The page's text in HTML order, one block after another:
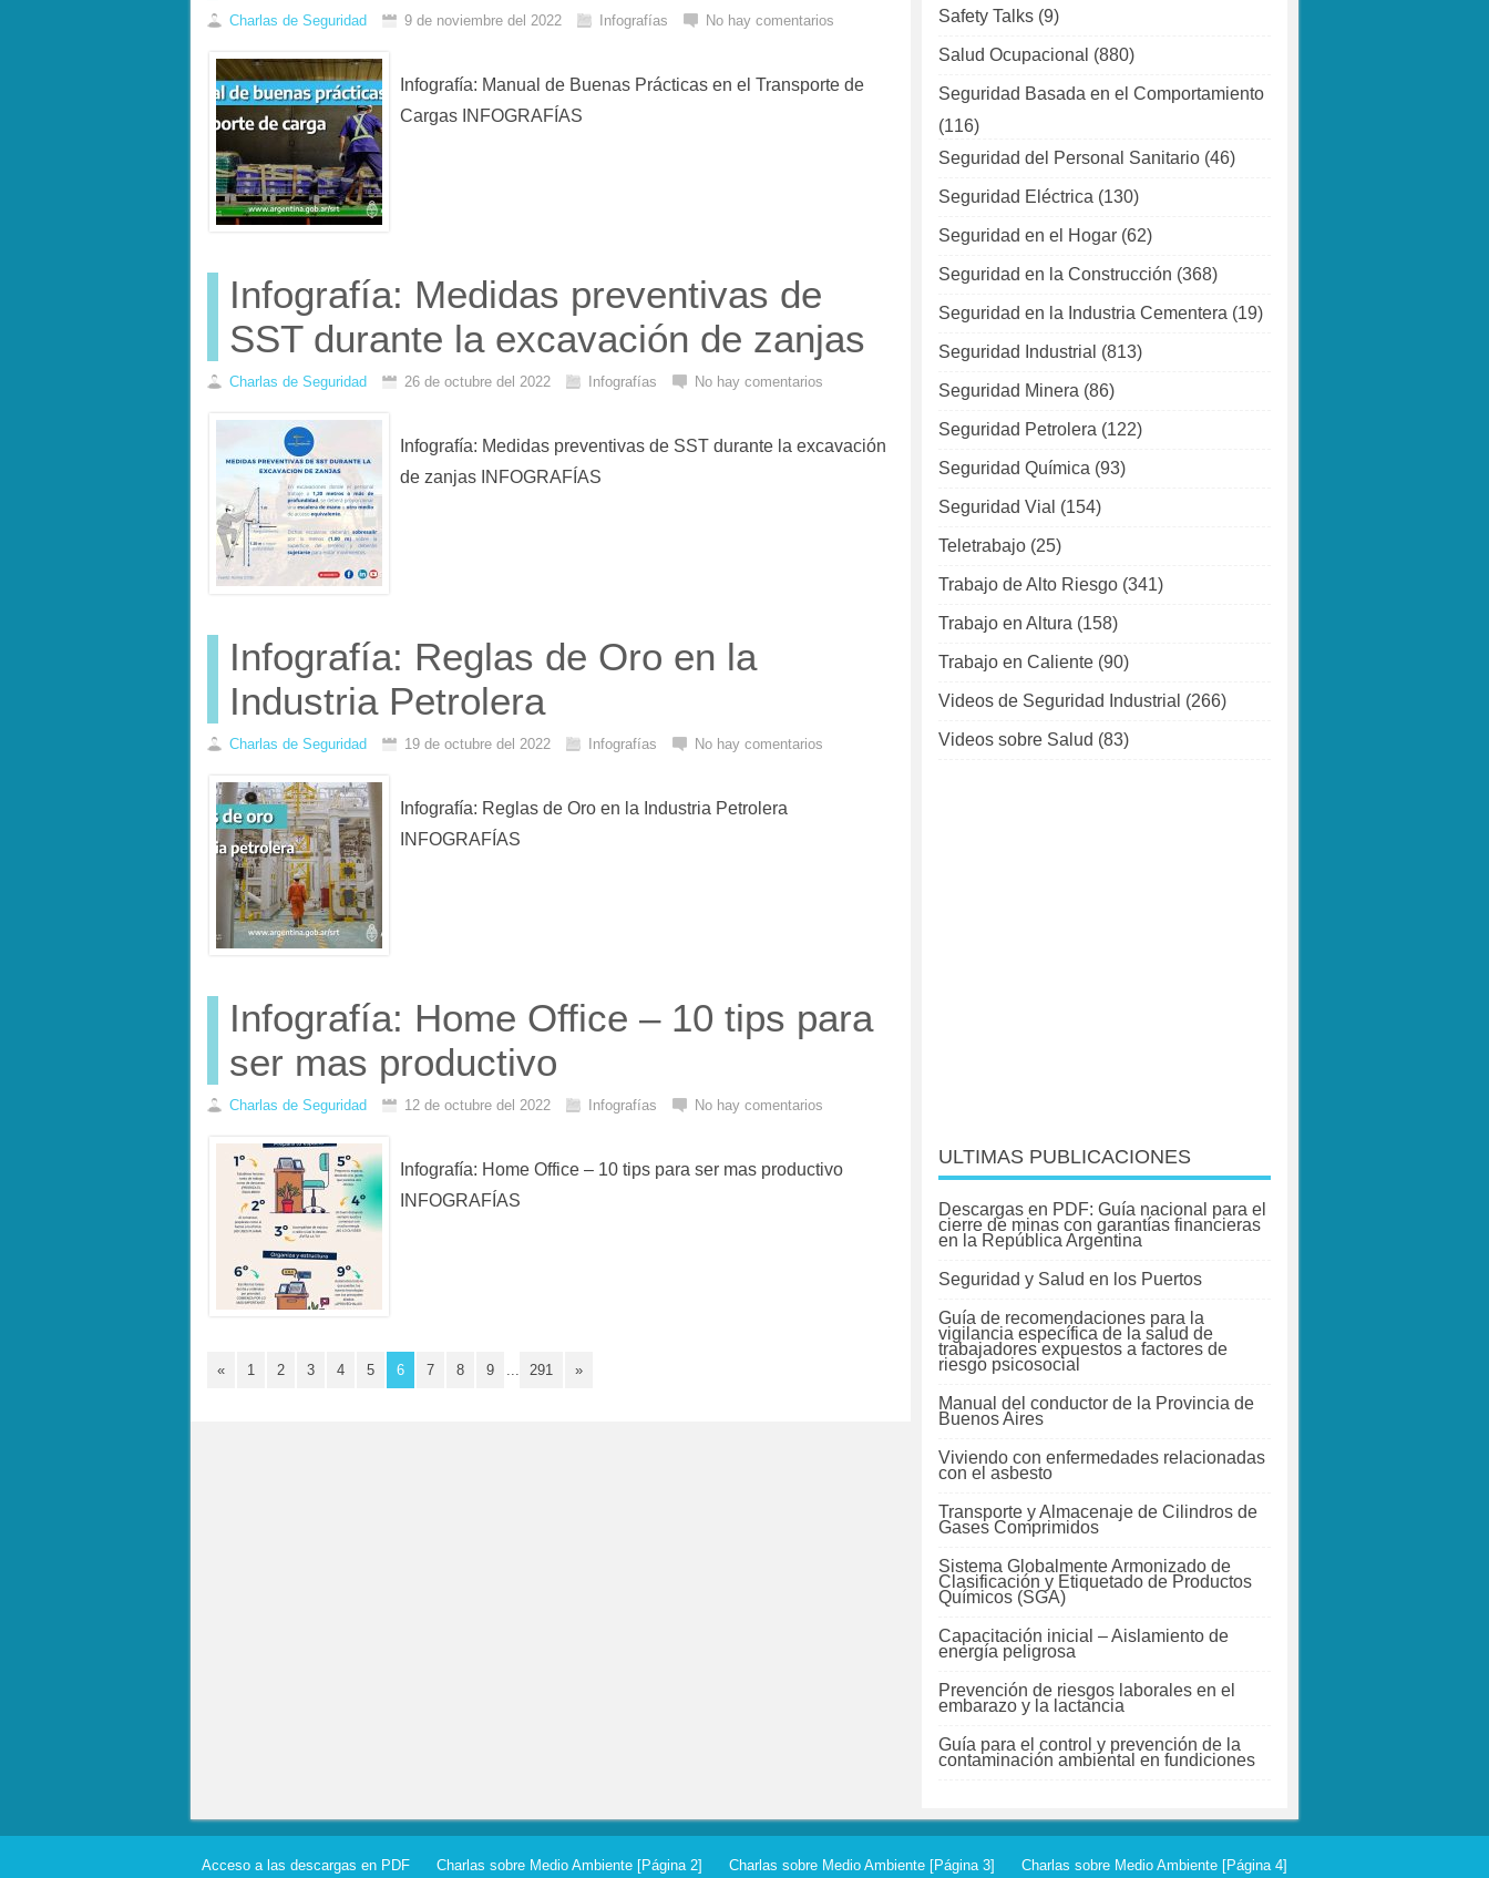
Charlas de Seguridad 9 de noviembre del 2022 Infografías No hay comentarios
Infografía: Manual de Buenas Prácticas en el Transporte de
Cargas INFOGRAFÍAS
Infografía: Medidas preventivas de
SST durante la excavación de zanjas
Charlas de Seguridad 26 de octubre del 2022 Infografías No hay comentarios
Infografía: Medidas preventivas de SST durante la excavación
de zanjas INFOGRAFÍAS
Infografía: Reglas de Oro en la
Industria Petrolera
Charlas de Seguridad 19 de octubre del 2022 Infografías No hay comentarios
Infografía: Reglas de Oro en la Industria Petrolera
INFOGRAFÍAS
Infografía: Home Office – 10 tips para
ser mas productivo
Charlas de Seguridad 12 de octubre del 2022 Infografías No hay comentarios
Infografía: Home Office – 10 tips para ser mas productivo
INFOGRAFÍAS
« 1 2 3 4 5 6 7 8 9 ... 291 »
Safety Talks (9)
Salud Ocupacional (880)
Seguridad Basada en el Comportamiento
(116)
Seguridad del Personal Sanitario (46)
Seguridad Eléctrica (130)
Seguridad en el Hogar (62)
Seguridad en la Construcción (368)
Seguridad en la Industria Cementera (19)
Seguridad Industrial (813)
Seguridad Minera (86)
Seguridad Petrolera (122)
Seguridad Química (93)
Seguridad Vial (154)
Teletrabajo (25)
Trabajo de Alto Riesgo (341)
Trabajo en Altura (158)
Trabajo en Caliente (90)
Videos de Seguridad Industrial (266)
Videos sobre Salud (83)
ULTIMAS PUBLICACIONES
Descargas en PDF: Guía nacional para el
cierre de minas con garantías financieras
en la República Argentina
Seguridad y Salud en los Puertos
Guía de recomendaciones para la
vigilancia específica de la salud de
trabajadores expuestos a factores de
riesgo psicosocial
Manual del conductor de la Provincia de
Buenos Aires
Viviendo con enfermedades relacionadas
con el asbesto
Transporte y Almacenaje de Cilindros de
Gases Comprimidos
Sistema Globalmente Armonizado de
Clasificación y Etiquetado de Productos
Químicos (SGA)
Capacitación inicial – Aislamiento de
energía peligrosa
Prevención de riesgos laborales en el
embarazo y la lactancia
Guía para el control y prevención de la
contaminación ambiental en fundiciones
Acceso a las descargas en PDF Charlas sobre Medio Ambiente [Página 2] Charlas sobre Medio Ambiente [Página 3] Charlas sobre Medio Ambiente [Página 4]